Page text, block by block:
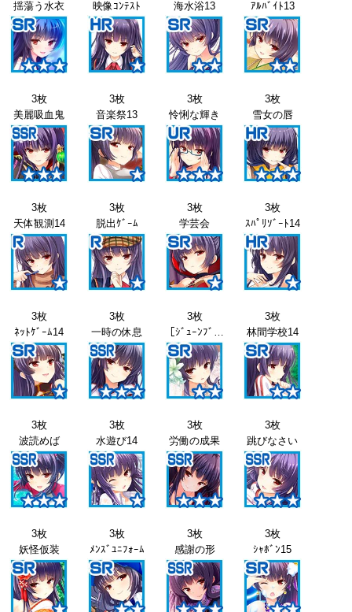
揺蕩う水衣
映像ｺﾝﾃｽﾄ
海水浴13
ｱﾙﾊﾞｲﾄ13
3枚
美麗吸血鬼
3枚
音楽祭13
3枚
怜悧な輝き
3枚
雪女の唇
3枚
天体観測14
3枚
脱出ｹﾞｰﾑ
3枚
学芸会
3枚
ｽﾊﾟﾘｿﾞｰﾄ14
3枚
ﾈｯﾄｹﾞｰﾑ14
3枚
一時の休息
3枚
［ｼﾞｭｰﾝﾌﾞﾗｲﾄﾞ］神楽坂砂夜+
3枚
林間学校14
3枚
波読めば
3枚
水遊び14
3枚
労働の成果
3枚
跳びなさい
3枚
妖怪仮装
3枚
ﾒﾝｽﾞﾕﾆﾌｫｰﾑ
3枚
感謝の形
3枚
ｼｬﾎﾞﾝ15